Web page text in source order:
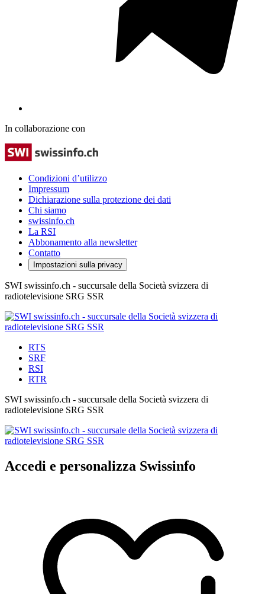
In collaborazione con
Condizioni d’utilizzo
Impressum
Dichiarazione sulla protezione dei dati
Chi siamo
swissinfo.ch
La RSI
Abbonamento alla newsletter
Contatto
Impostazioni sulla privacy
SWI swissinfo.ch - succursale della Società svizzera di
radiotelevisione SRG SSR
RTS
SRF
RSI
RTR
SWI swissinfo.ch - succursale della Società svizzera di
radiotelevisione SRG SSR
Accedi e personalizza Swissinfo